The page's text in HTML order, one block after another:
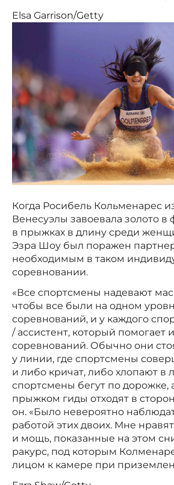
Elsa Garrison/Getty
Когда Росибель Кольменарес
Венесуэлы завоевала золото в
в прыжках в длину среди
Эзра Шоу был поражен
необходимым в таком
соревновании.
«Все спортсмены надевают
чтобы все были на одном
соревнований, и у каждого
/ ассистент, который помогает
соревнований. Обычно они
у линии, где спортсмены
и либо кричат, либо хлопают в
спортсмены бегут по дорожке,
прыжком гиды отходят в
он. «Было невероятно
работой этих двоих. Мне
и мощь, показанные на этом
ракурс, под которым
лицом к камере при